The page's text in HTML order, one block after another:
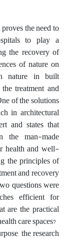
the need to
to play a
the recovery of
of nature on
nature in built
treatment and
of the solutions
in architectural
and states that
the man-made
health and well-
the principles of
and recovery
questions were
efficient for
are the practical
care spaces?
the research